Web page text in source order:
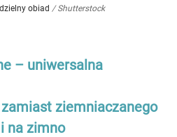
obiad / Shutterstock
– uniwersalna
ziemniaczanego
i na zimno